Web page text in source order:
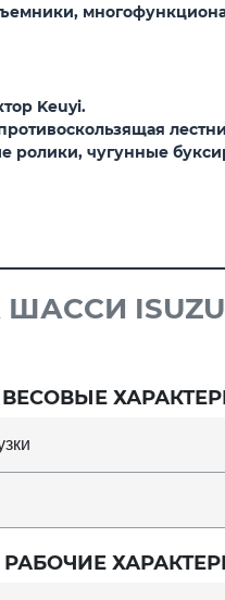
Keuyi.
ролики, чугунные
ISUZU
ВЕСОВЫЕ
РАБОЧИЕ